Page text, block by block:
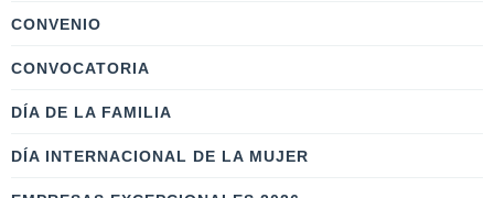
CONVENIO
CONVOCATORIA
DÍA DE LA FAMILIA
DÍA INTERNACIONAL DE LA MUJER